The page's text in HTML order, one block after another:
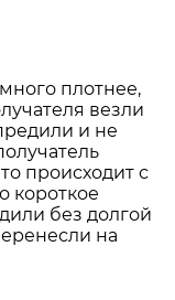
плотнее,
везли
и не
происходит с
короткое
без долгой
на